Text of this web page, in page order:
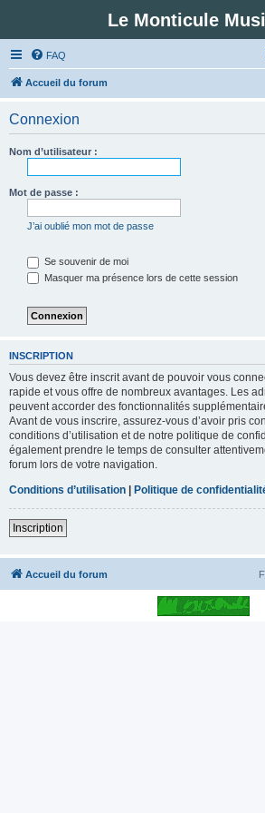
Le Monticule
FAQ
Accueil du forum
Connexion
Nom d’utilisateur :
Mot de passe :
J’ai oublié mon mot de passe
Se souvenir de moi
Masquer ma présence lors de cette session
INSCRIPTION
Vous devez être inscrit avant de pouvoir vous
rapide et vous offre de nombreux avantages. Les
peuvent accorder des fonctionnalités
Avant de vous inscrire, assurez-vous d’avoir pris
conditions d’utilisation et de notre politique de
également prendre le temps de consulter
forum lors de votre navigation.
Conditions d’utilisation | Politique de
Inscription
Accueil du forum